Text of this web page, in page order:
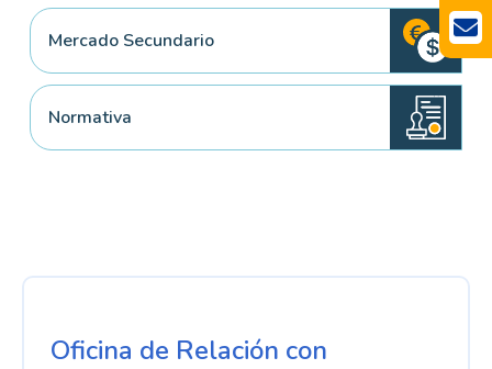
Mercado Secundario
Normativa
Oficina de Relación con